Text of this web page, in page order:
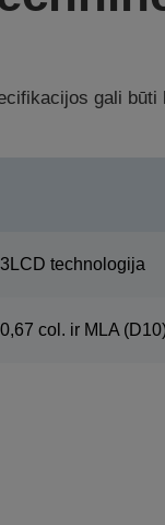
gali
3LCD technologija
0,67 col. ir MLA